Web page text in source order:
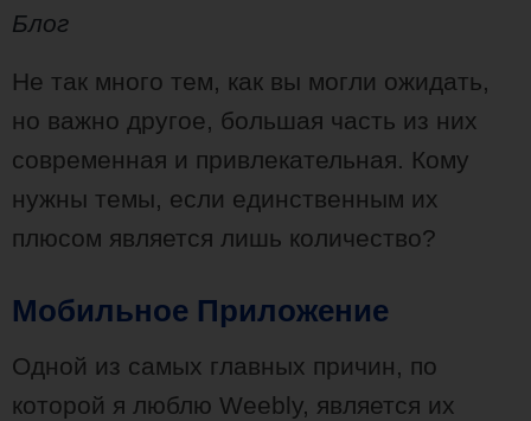
Блог
Не так много тем, как вы могли ожидать,
но важно другое, большая часть из них
современная и привлекательная. Кому
нужны темы, если единственным их
плюсом является лишь количество?
Мобильное Приложение
Одной из самых главных причин, по
которой я люблю Weebly, является их